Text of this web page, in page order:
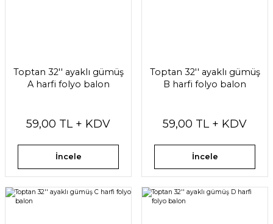
Toptan 32'' ayaklı gümüş
A harfi folyo balon
59,00 TL + KDV
İncele
Toptan 32'' ayaklı gümüş
B harfi folyo balon
59,00 TL + KDV
İncele